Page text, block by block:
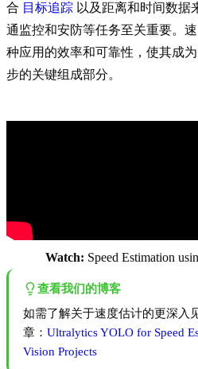
合 目标追踪 以及距离和时间数据
通监控和安防等任务至关重要。
种应用的效率和可靠性，使其成
步的关键组成部分。
Watch: Speed Estimation
查看我们的博客
如需了解关于速度估计的更深入
章： Ultralytics YOLO for Speed
Vision Projects